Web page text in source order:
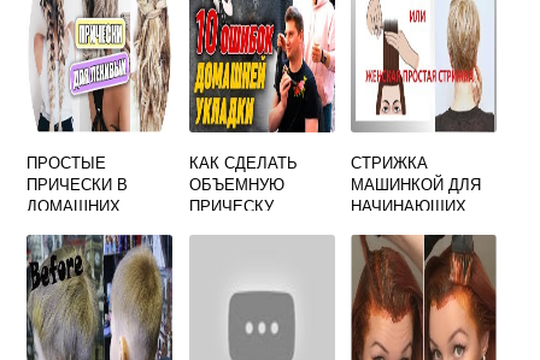
ПРОСТЫЕ
ПРИЧЕСКИ В
ДОМАШНИХ
КАК СДЕЛАТЬ
ОБЪЕМНУЮ
ПРИЧЕСКУ
СТРИЖКА
МАШИНКОЙ ДЛЯ
НАЧИНАЮЩИХ